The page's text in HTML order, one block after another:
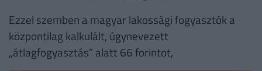
Ezzel szemben a magyar lakossági fogyasztók a
központilag kalkulált, úgynevezett
„átlagfogyasztás” alatt 66 forintot,